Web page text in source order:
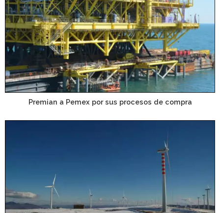
Premian a Pemex por sus procesos de compra